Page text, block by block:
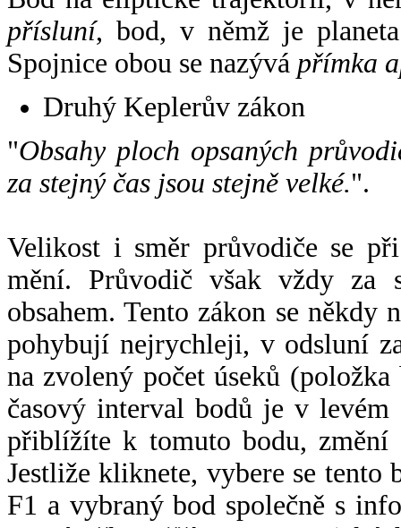
přísluní, bod, v němž je
Spojnice obou se nazývá přímka
Druhý Keplerův zákon
"Obsahy ploch opsaných
za stejný čas jsou stejně velké.".
Velikost i směr průvodiče se
mění. Průvodič však vždy za
obsahem. Tento zákon se někdy
pohybují nejrychleji, v odsluní
na zvolený počet úseků
časový interval bodů je v
přiblížíte k tomuto bodu,
Jestliže kliknete, vybere se tento
F1 a vybraný bod společně s